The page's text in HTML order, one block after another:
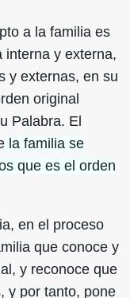
a la familia es
interna y externa,
y externas, en su
original
Palabra. El
la familia se
que es el orden
en el proceso
que conoce y
y reconoce que
y por tanto, pone